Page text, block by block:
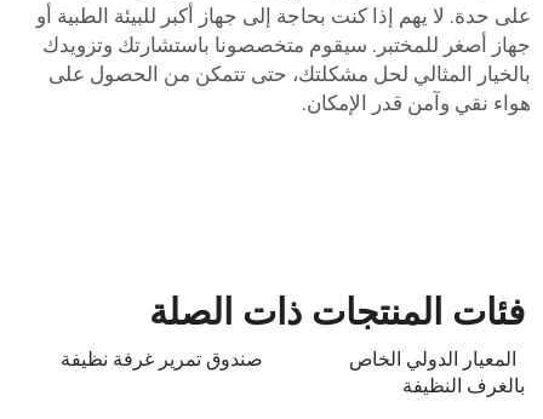
على حدة. لا يهم إذا كنت بحاجة إلى جهاز أكبر للبيئة الطبية أو
جهاز أصغر للمختبر. سيقوم متخصصونا باستشارتك وتزويدك
بالخيار المثالي لحل مشكلتك، حتى تتمكن من الحصول على
هواء نقي وآمن قدر الإمكان.
فئات المنتجات ذات الصلة
المعيار الدولي الخاص
بالغرف النظيفة
صندوق تمرير غرفة نظيفة